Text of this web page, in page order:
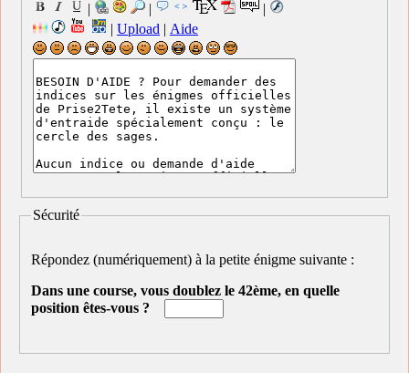
| |
|
| Upload | Aide
Sécurité
Répondez (numériquement) à la petite énigme suivante :
Dans une course, vous doublez le 42ème, en quelle
position êtes-vous ?